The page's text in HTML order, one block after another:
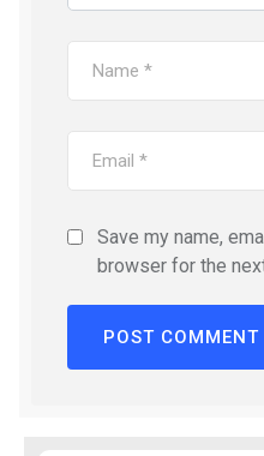
Save my name,
browser for the